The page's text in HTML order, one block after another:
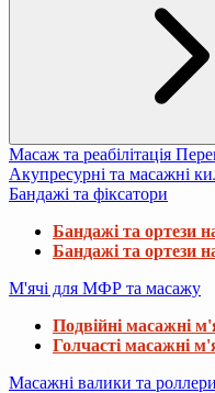
Масаж та реабілітація
Акупресурні та масажні
Бандажі та фіксатори
Бандажі та ортези
Бандажі та ортези
М'ячі для МФР та масажу
Подвійні масажні
Голчасті масажні
Масажні валики та